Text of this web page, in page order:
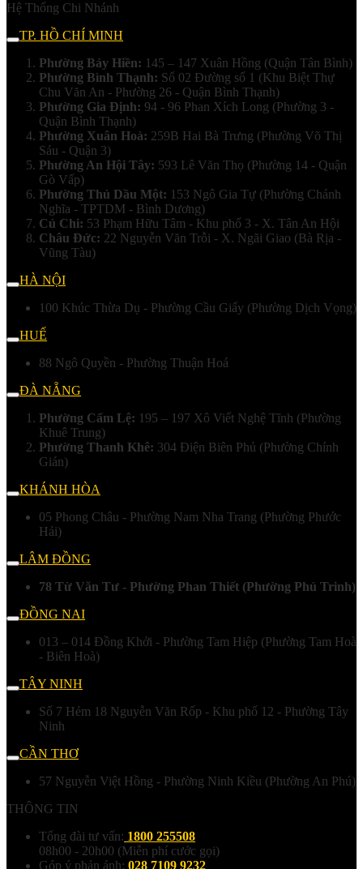
Hệ Thống Chi Nhánh
TP. HỒ CHÍ MINH
Phường Bảy Hiền: 145 – 147 Xuân Hồng (Quận Tân Bình)
Phường Bình Thạnh: Số 02 Đường số 1 (Khu Biệt Thự
Chu Văn An - Phường 26 - Quận Bình Thạnh)
Phường Gia Định: 94 - 96 Phan Xích Long (Phường 3 -
Quận Bình Thạnh)
Phường Xuân Hoà: 259B Hai Bà Trưng (Phường Võ Thị
Sáu - Quận 3)
Phường An Hội Tây: 593 Lê Văn Thọ (Phường 14 - Quận
Gò Vấp)
Phường Thủ Dầu Một: 153 Ngô Gia Tự (Phường Chánh
Nghĩa - TPTDM - Bình Dương)
Củ Chi: 53 Phạm Hữu Tâm - Khu phố 3 - X. Tân An Hội
Châu Đức: 22 Nguyễn Văn Trỗi - X. Ngãi Giao (Bà Rịa -
Vũng Tàu)
HÀ NỘI
100 Khúc Thừa Dụ - Phường Cầu Giấy (Phường Dịch Vọng)
HUẾ
88 Ngô Quyền - Phường Thuận Hoá
ĐÀ NẴNG
Phường Cẩm Lệ: 195 – 197 Xô Viết Nghệ Tĩnh (Phường
Khuê Trung)
Phường Thanh Khê: 304 Điện Biên Phủ (Phường Chính
Gián)
KHÁNH HÒA
05 Phong Châu - Phường Nam Nha Trang (Phường Phước
Hải)
LÂM ĐỒNG
78 Từ Văn Tư - Phường Phan Thiết (Phường Phú Trinh)
ĐỒNG NAI
013 – 014 Đồng Khởi - Phường Tam Hiệp (Phường Tam Hoà
- Biên Hoà)
TÂY NINH
Số 7 Hẻm 18 Nguyễn Văn Rốp - Khu phố 12 - Phường Tây
Ninh
CẦN THƠ
57 Nguyễn Việt Hồng - Phường Ninh Kiều (Phường An Phú)
THÔNG TIN
Tổng đài tư vấn: 1800 255508
08h00 - 20h00 (Miễn phí cước gọi)
Góp ý phản ánh: 028 7109 9232